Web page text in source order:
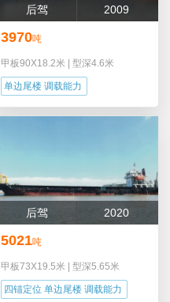
后驾 2009
3970吨
甲板90X18.2米 型深4.6米
单边尾楼 调载能力
后驾 2020
5021吨
甲板73X19.5米 型深5.65米
四锚定位 单边尾楼 调载能力